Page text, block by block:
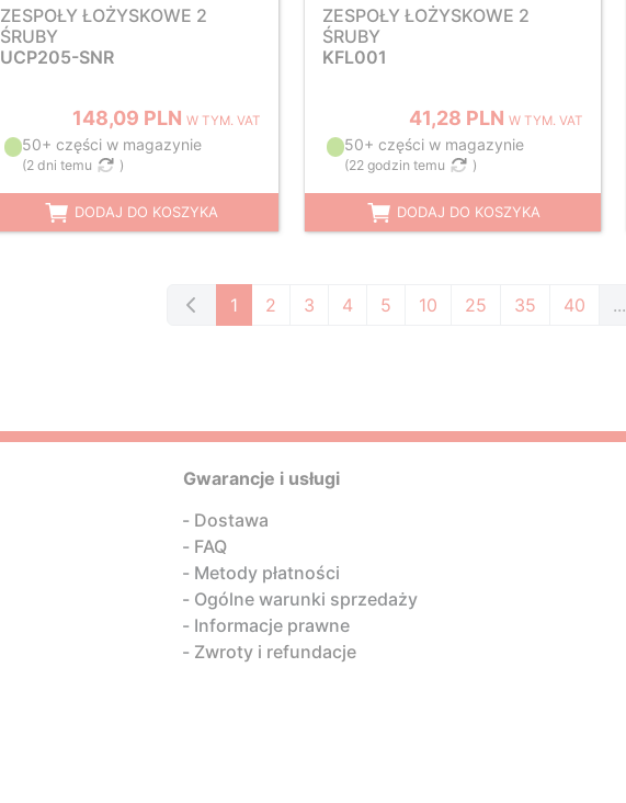
ZESPOŁY ŁOŻYSKOWE 2
ŚRUBY
UCP205-SNR
148,09 PLN W TYM. VAT
50+ części w magazynie
(2 dni temu )
DODAJ DO KOSZYKA
ZESPOŁY ŁOŻYSKOWE 2
ŚRUBY
KFL001
41,28 PLN W TYM. VAT
50+ części w magazynie
(22 godzin temu )
DODAJ DO KOSZYKA
1 2 3 4 5 10 25 35 40 ...
Gwarancje i usługi
Dostawa
FAQ
Metody płatności
Ogólne warunki sprzedaży
Informacje prawne
Zwroty i refundacje